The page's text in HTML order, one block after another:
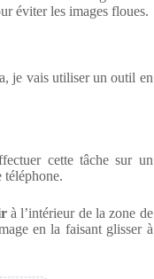
éviter les images floues.
je vais utiliser un outil en
cette tâche sur un
téléphone.
à l’intérieur de la zone de
en la faisant glisser à